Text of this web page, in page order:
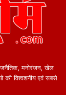
मनोरंजन, खेल
की विश्वशनीय एवं सबसे